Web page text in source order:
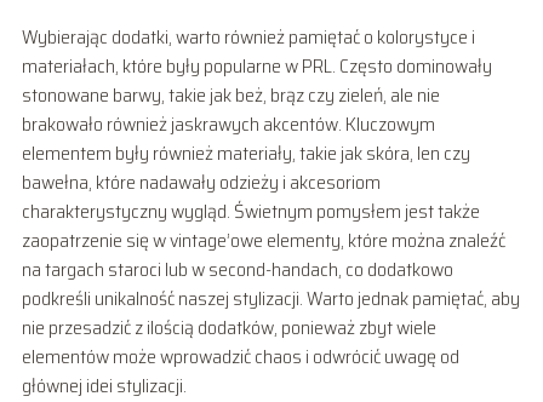
Wybierając dodatki, warto również pamiętać o kolorystyce i
materiałach, które były popularne w PRL. Często dominowały
stonowane barwy, takie jak beż, brąz czy zieleń, ale nie
brakowało również jaskrawych akcentów. Kluczowym
elementem były również materiały, takie jak skóra, len czy
bawełna, które nadawały odzieży i akcesoriom
charakterystyczny wygląd. Świetnym pomysłem jest także
zaopatrzenie się w vintage’owe elementy, które można znaleźć
na targach staroci lub w second-handach, co dodatkowo
podkreśli unikalność naszej stylizacji. Warto jednak pamiętać, aby
nie przesadzić z ilością dodatków, ponieważ zbyt wiele
elementów może wprowadzić chaos i odwrócić uwagę od
głównej idei stylizacji.